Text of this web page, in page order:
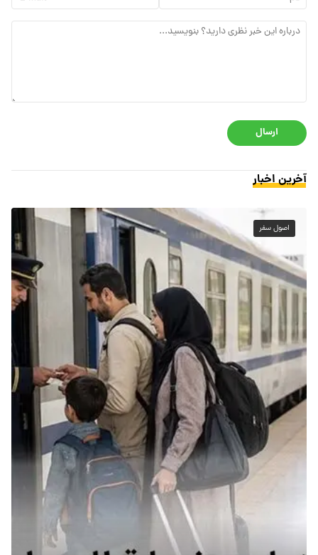
ارسال
آخرین اخبار
اصول سفر